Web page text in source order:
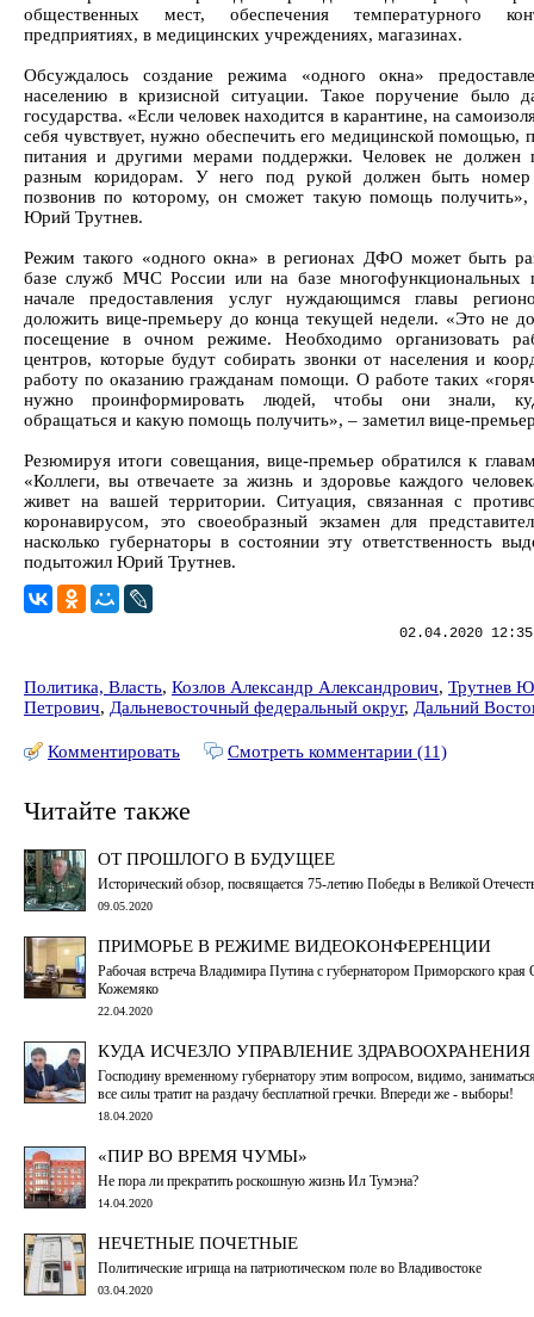
общественных мест, обеспечения температурного
предприятиях, в медицинских учреждениях, магазинах.
Обсуждалось создание режима «одного окна»
населению в кризисной ситуации. Такое поручение было
государства. «Если человек находится в карантине, на
себя чувствует, нужно обеспечить его медицинской помощью,
питания и другими мерами поддержки. Человек не должен
разным коридорам. У него под рукой должен быть номер
позвонив по которому, он сможет такую помощь
Юрий Трутнев.
Режим такого «одного окна» в регионах ДФО может быть
базе служб МЧС России или на базе многофункциональных
начале предоставления услуг нуждающимся главы
доложить вице-премьеру до конца текущей недели. «Это не
посещение в очном режиме. Необходимо организовать
центров, которые будут собирать звонки от населения и
работу по оказанию гражданам помощи. О работе таких
нужно проинформировать людей, чтобы они знали,
обращаться и какую помощь получить», – заметил вице-
Резюмируя итоги совещания, вице-премьер обратился к
«Коллеги, вы отвечаете за жизнь и здоровье каждого
живет на вашей территории. Ситуация, связанная с
коронавирусом, это своеобразный экзамен для
насколько губернаторы в состоянии эту ответственность
подытожил Юрий Трутнев.
02.04.2020
Политика, Власть, Козлов Александр Александрович, Трутнев
Петрович, Дальневосточный федеральный округ, Дальний
Комментировать Смотреть комментарии (11)
Читайте также
ОТ ПРОШЛОГО В БУДУЩЕЕ
Исторический обзор, посвящается 75-летию Победы в Великой
09.05.2020
ПРИМОРЬЕ В РЕЖИМЕ ВИДЕОКОНФЕРЕНЦИИ
Рабочая встреча Владимира Путина с губернатором Приморского края
Кожемяко
22.04.2020
КУДА ИСЧЕЗЛО УПРАВЛЕНИЕ ЗДРАВООХРАНЕНИЯ
Господину временному губернатору этим вопросом, видимо,
все силы тратит на раздачу бесплатной гречки. Впереди же - выборы!
18.04.2020
«ПИР ВО ВРЕМЯ ЧУМЫ»
Не пора ли прекратить роскошную жизнь Ил Тумэна?
14.04.2020
НЕЧЕТНЫЕ ПОЧЕТНЫЕ
Политические игрища на патриотическом поле во Владивостоке
03.04.2020